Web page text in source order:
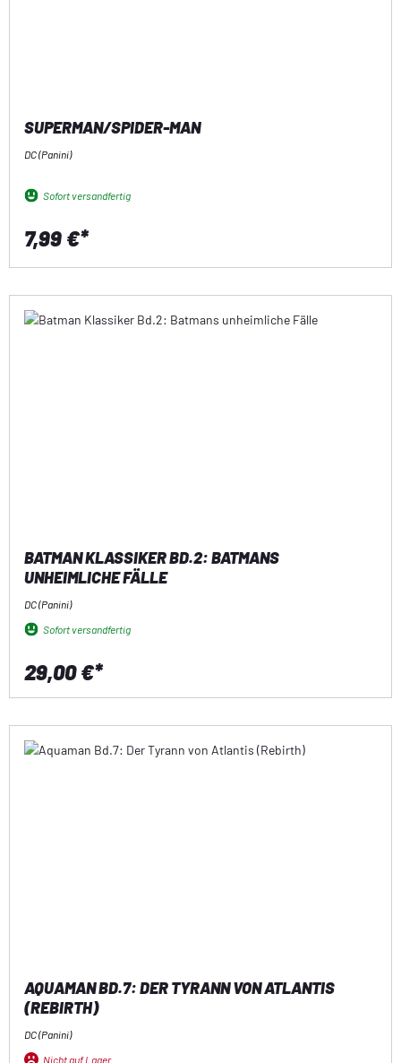
SUPERMAN/SPIDER-MAN
DC (Panini)
Sofort versandfertig
7,99 €*
BATMAN KLASSIKER BD.2: BATMANS
UNHEIMLICHE FÄLLE
DC (Panini)
Sofort versandfertig
29,00 €*
AQUAMAN BD.7: DER TYRANN VON ATLANTIS
(REBIRTH)
DC (Panini)
Nicht auf Lager